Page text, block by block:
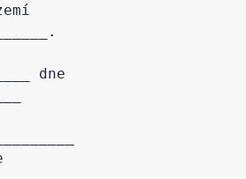
dne